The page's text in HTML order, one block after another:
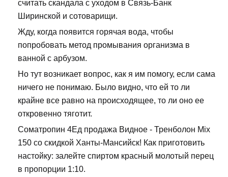
считать скандала с уходом в Связь-Банк
Ширинской и сотоварищи.
Жду, когда появится горячая вода, чтобы
попробовать метод промывания организма в
ванной с арбузом.
Но тут возникает вопрос, как я им помогу, если сама
ничего не понимаю. Было видно, что ей то ли
крайне все равно на происходящее, то ли оно ее
откровенно тяготит.
Cоматропин 4Ед продажа Видное - Тренболон Mix
150 со скидкой Ханты-Мансийск! Как приготовить
настойку: залейте спиртом красный молотый перец
в пропорции 1:10.